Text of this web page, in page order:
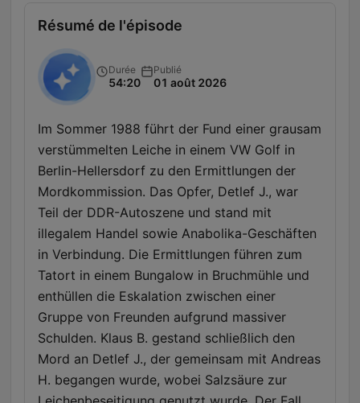
Résumé de l'épisode
Durée
54:20
Publié
01 août 2026
Im Sommer 1988 führt der Fund einer grausam
verstümmelten Leiche in einem VW Golf in
Berlin-Hellersdorf zu den Ermittlungen der
Mordkommission. Das Opfer, Detlef J., war
Teil der DDR-Autoszene und stand mit
illegalem Handel sowie Anabolika-Geschäften
in Verbindung. Die Ermittlungen führen zum
Tatort in einem Bungalow in Bruchmühle und
enthüllen die Eskalation zwischen einer
Gruppe von Freunden aufgrund massiver
Schulden. Klaus B. gestand schließlich den
Mord an Detlef J., der gemeinsam mit Andreas
H. begangen wurde, wobei Salzsäure zur